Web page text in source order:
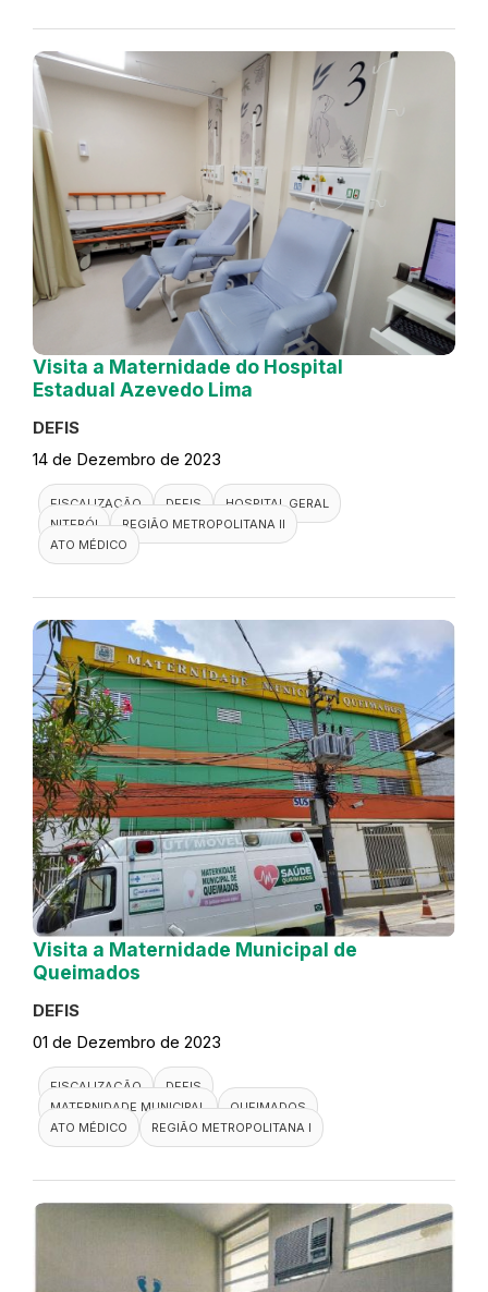
Visita a Maternidade do Hospital
Estadual Azevedo Lima
DEFIS
14 de Dezembro de 2023
FISCALIZAÇÃO DEFIS
HOSPITAL GERAL
NITERÓI
REGIÃO METROPOLITANA II
ATO MÉDICO
Visita a Maternidade Municipal de
Queimados
DEFIS
01 de Dezembro de 2023
FISCALIZAÇÃO
DEFIS
MATERNIDADE MUNICIPAL
QUEIMADOS
ATO MÉDICO
REGIÃO METROPOLITANA I